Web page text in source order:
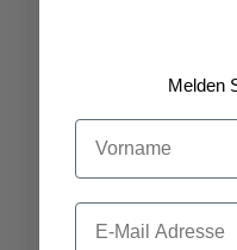
Melden
Vorname
Email